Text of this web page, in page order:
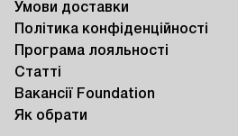
Умови доставки
Політика конфіденційності
Програма лояльності
Статті
Вакансії Foundation
Як обрати